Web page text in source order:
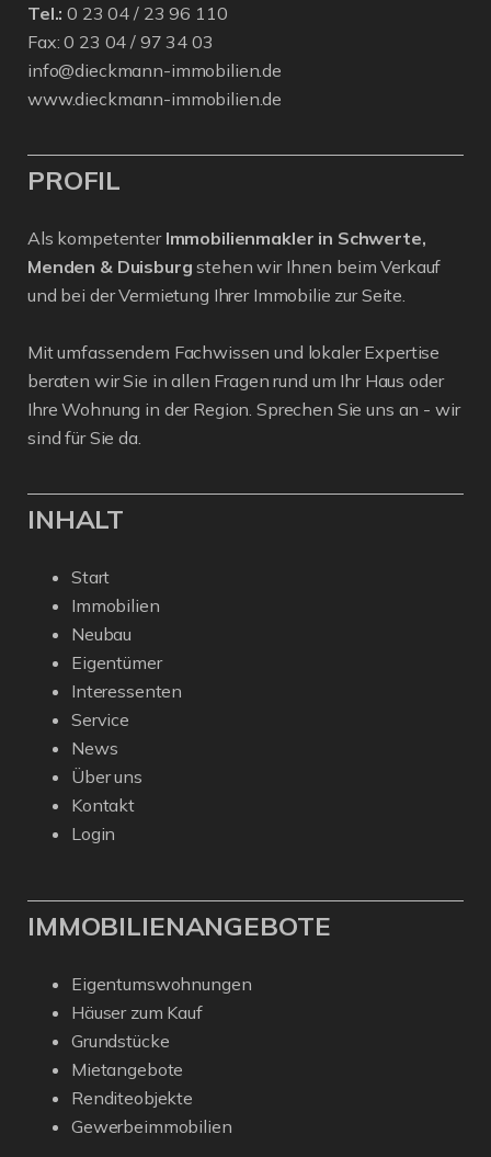
Tel.: 0 23 04 / 23 96 110
Fax: 0 23 04 / 97 34 03
info@dieckmann-immobilien.de
www.dieckmann-immobilien.de
PROFIL
Als kompetenter Immobilienmakler in Schwerte,
Menden & Duisburg stehen wir Ihnen beim Verkauf
und bei der Vermietung Ihrer Immobilie zur Seite.
Mit umfassendem Fachwissen und lokaler Expertise
beraten wir Sie in allen Fragen rund um Ihr Haus oder
Ihre Wohnung in der Region. Sprechen Sie uns an - wir
sind für Sie da.
INHALT
Start
Immobilien
Neubau
Eigentümer
Interessenten
Service
News
Über uns
Kontakt
Login
IMMOBILIENANGEBOTE
Eigentumswohnungen
Häuser zum Kauf
Grundstücke
Mietangebote
Renditeobjekte
Gewerbeimmobilien